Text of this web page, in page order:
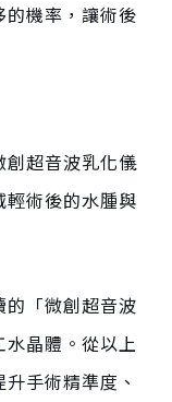
機率，讓術後
創超音波乳化儀
術後的水腫與
「微創超音波
晶體。 從以上
手術精準度、